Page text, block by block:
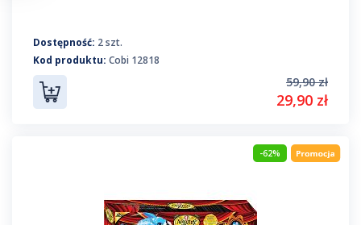
Dostępność: 2 szt.
Kod produktu: Cobi 12818
59,90 zł
29,90 zł
-62%